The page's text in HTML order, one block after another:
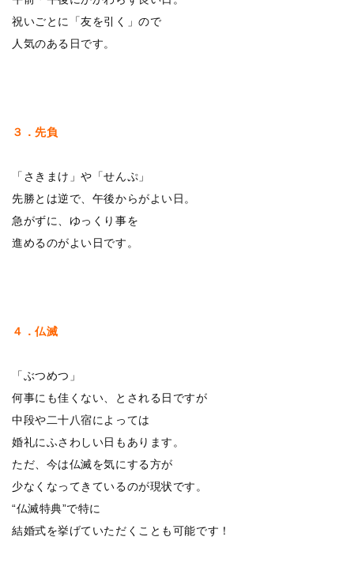
祝いごとに「友を引く」ので
人気のある日です。
３．先負
「さきまけ」や「せんぷ」
先勝とは逆で、午後からがよい日。
急がずに、ゆっくり事を
進めるのがよい日です。
４．仏滅
「ぶつめつ」
何事にも佳くない、とされる日ですが
中段や二十八宿によっては
婚礼にふさわしい日もあります。
ただ、今は仏滅を気にする方が
少なくなってきているのが現状です。
“仏滅特典”で特に
結婚式を挙げていただくことも可能です！